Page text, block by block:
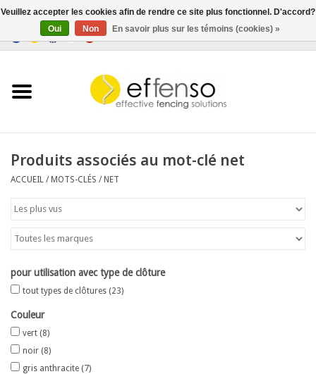
Bonnes affaires
Carte
Produits associés au mot-clé net
ACCUEIL /MOTS-CLÉS /NET
pour utilisation avec type de clôture
tout types de clôtures (23)
Couleur
vert (8)
noir (8)
gris anthracite (7)
Veuillez accepter les cookies afin de rendre ce site plus fonctionnel. D'accord?
Oui
Non En savoir plus sur les témoins (cookies) »